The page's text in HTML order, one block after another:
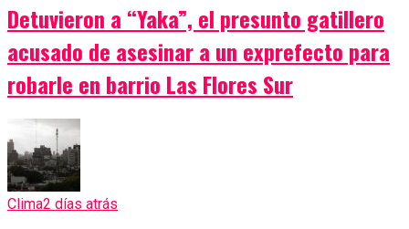
Detuvieron a “Yaka”, el presunto gatillero
acusado de asesinar a un exprefecto para
robarle en barrio Las Flores Sur
Clima2 días atrás